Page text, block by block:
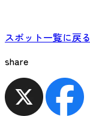
スポット一覧に戻る
share